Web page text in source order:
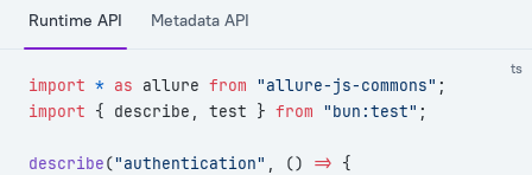
Runtime API Metadata API
ts
import * as allure from "allure-js-commons" ;
import { describe, test } from "bun:test" ;
describe("authentication" , () => {